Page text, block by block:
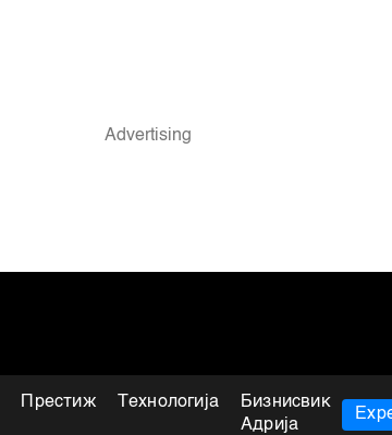
Престиж Технологија
Бизнисвик
Адрија